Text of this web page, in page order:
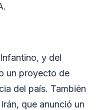
y del
un proyecto de
del país. También
que anunció un